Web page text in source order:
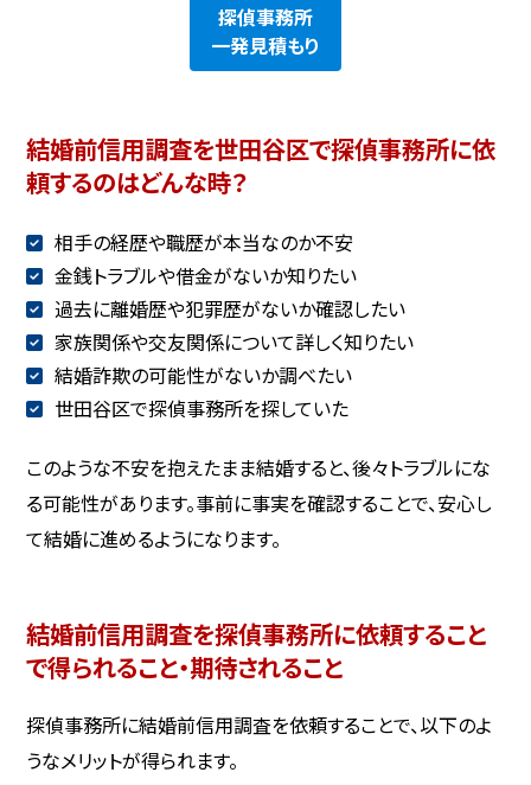
探偵事務所
一発見積もり
結婚前信用調査を世田谷区で探偵事務所に依
頼するのはどんな時？
相手の経歴や職歴が本当なのか不安
金銭トラブルや借金がないか知りたい
過去に離婚歴や犯罪歴がないか確認したい
家族関係や交友関係について詳しく知りたい
結婚詐欺の可能性がないか調べたい
世田谷区で探偵事務所を探していた
このような不安を抱えたまま結婚すると、後々トラブルにな
る可能性があります。事前に事実を確認することで、安心し
て結婚に進めるようになります。
結婚前信用調査を探偵事務所に依頼すること
で得られること・期待されること
探偵事務所に結婚前信用調査を依頼することで、以下のよ
うなメリットが得られます。